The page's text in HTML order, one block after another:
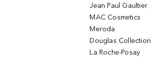
Jean Paul Gaultier
MAC Cosmetics
Meroda
Douglas Collection
La Roche-Posay